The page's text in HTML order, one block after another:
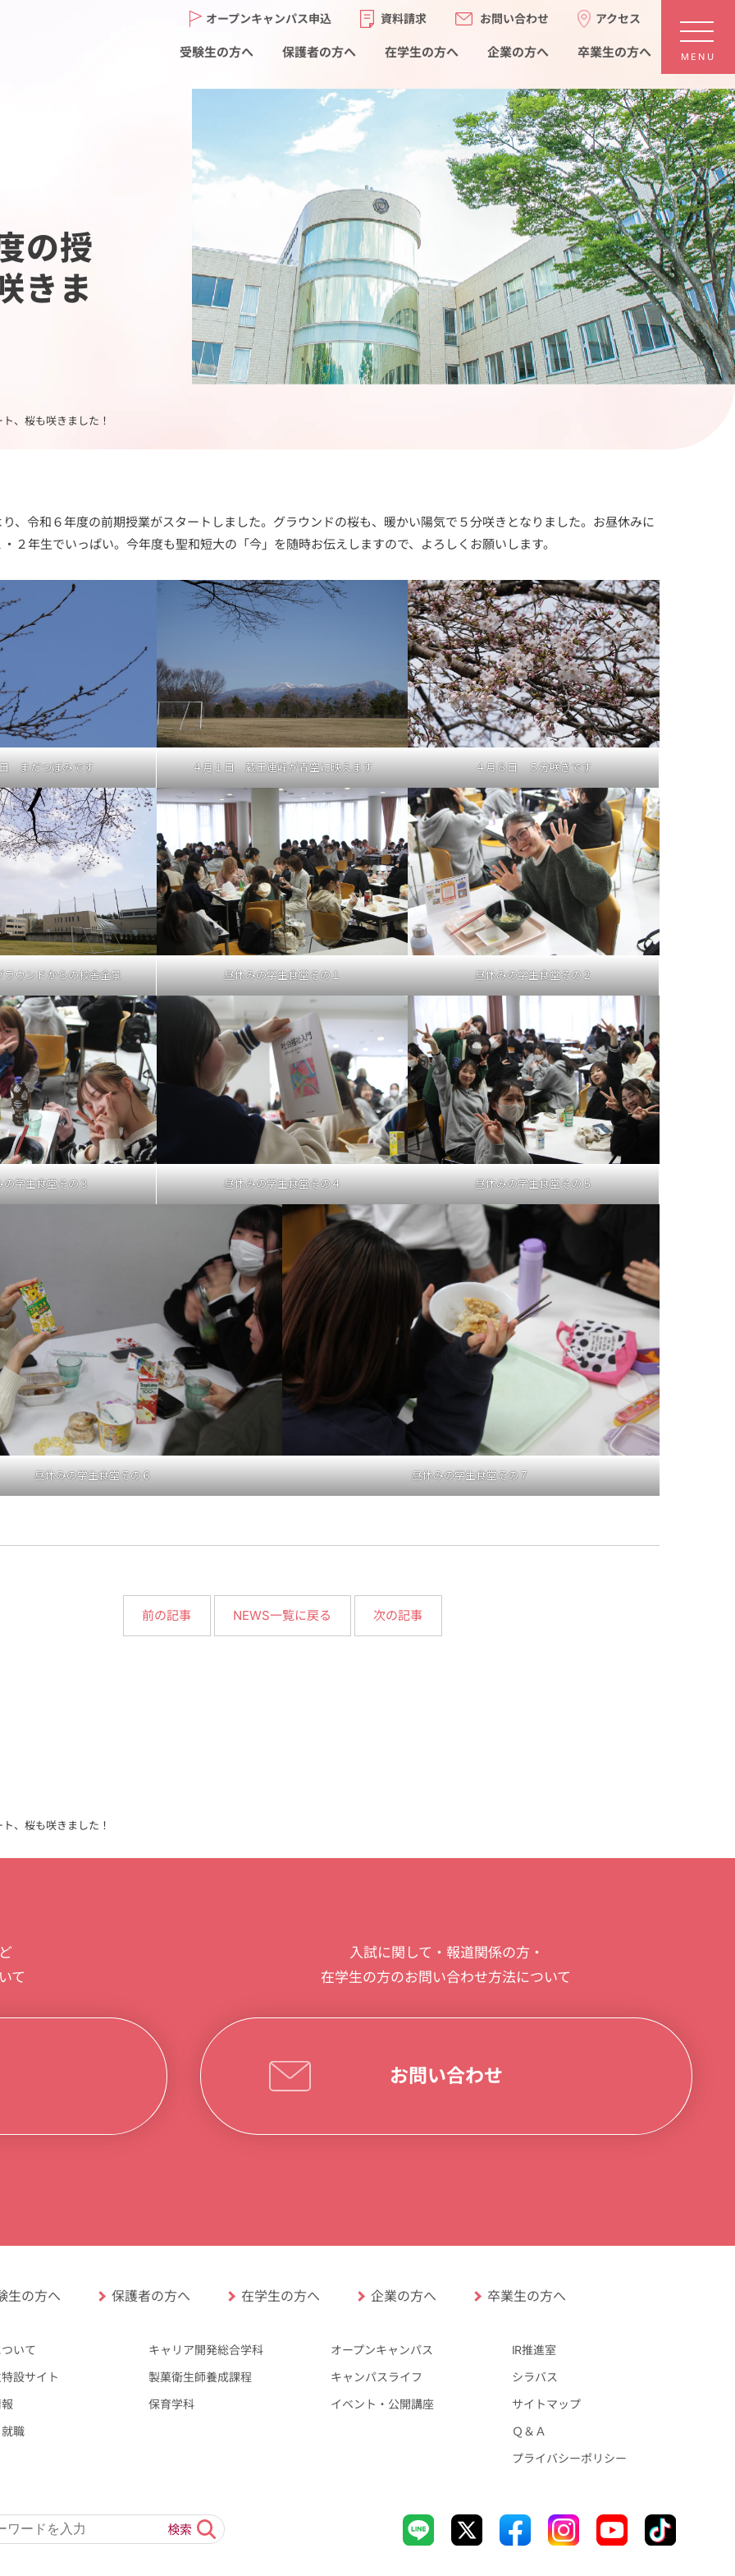
オープンキャンパス申込 資料請求 お問い合わせ アクセス
受験生の方へ 保護者の方へ 在学生の方へ 企業の方へ 卒業生の方へ MENU
の授
きま
、桜も咲きました！
、令和６年度の前期授業がスタートしました。グラウンドの桜も、暖かい陽気で５分咲きとなりました。お昼休みに
２年生でいっぱい。今年度も聖和短大の「今」を随時お伝えしますので、よろしくお願いします。
まだつぼみです ４月１日 蔵王連峰が青空に映えます ４月８日 ５分咲きです
ウンドからの校舎全景 昼休みの学生食堂その１ 昼休みの学生食堂その２
の学生食堂その３ 昼休みの学生食堂その４ 昼休みの学生食堂その５
昼休みの学生食堂その６ 昼休みの学生食堂その７
前の記事 NEWS一覧に戻る 次の記事
、桜も咲きました！
て
入試に関して・報道関係の方・
在学生の方のお問い合わせ方法について
お問い合わせ
生の方へ 保護者の方へ 在学生の方へ 企業の方へ 卒業生の方へ
いて
設サイト
職
キャリア開発総合学科
製菓衛生師養成課程
保育学科
オープンキャンパス
キャンパスライフ
イベント・公開講座
IR推進室
シラバス
サイトマップ
Ｑ＆Ａ
プライバシーポリシー